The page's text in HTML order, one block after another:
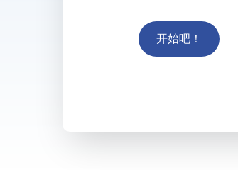
开始吧！